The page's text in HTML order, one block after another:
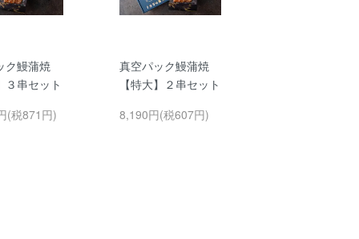
ク鰻蒲焼
３串セット
(税871円)
真空パック鰻蒲焼
【特大】２串セット
8,190円(税607円)